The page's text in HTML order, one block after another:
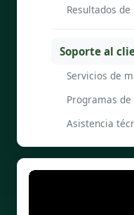
Resultados
Soporte al
Servicios de
Programas
Asistencia